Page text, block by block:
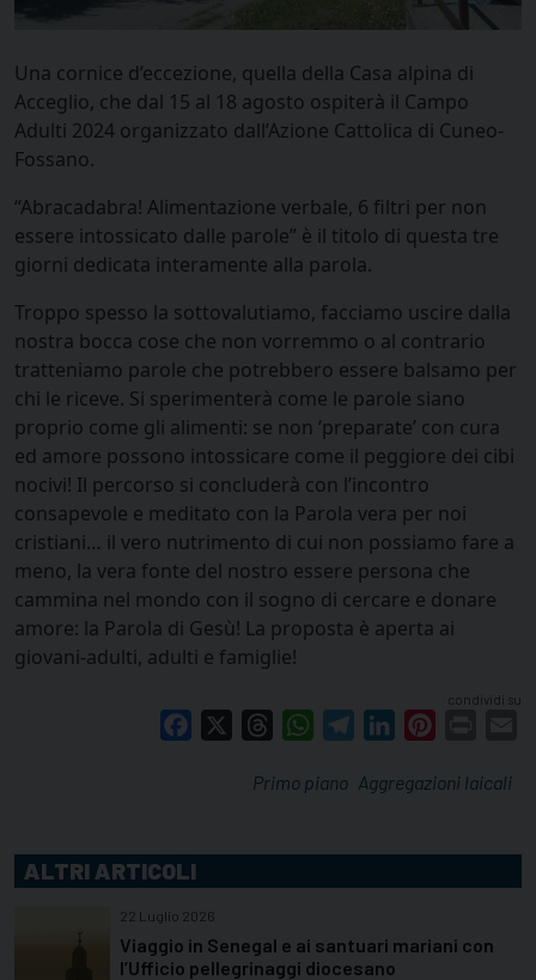
Una cornice d’eccezione, quella della Casa alpina di
Acceglio, che dal 15 al 18 agosto ospiterà il Campo
Adulti 2024 organizzato dall’Azione Cattolica di Cuneo-
Fossano.
“Abracadabra! Alimentazione verbale, 6 filtri per non
essere intossicato dalle parole” è il titolo di questa tre
giorni dedicata interamente alla parola.
Troppo spesso la sottovalutiamo, facciamo uscire dalla
nostra bocca cose che non vorremmo o al contrario
tratteniamo parole che potrebbero essere balsamo per
chi le riceve. Si sperimenterà come le parole siano
proprio come gli alimenti: se non ‘preparate’ con cura
ed amore possono intossicare come il peggiore dei cibi
nocivi! Il percorso si concluderà con l’incontro
consapevole e meditato con la Parola vera per noi
cristiani… il vero nutrimento di cui non possiamo fare a
meno, la vera fonte del nostro essere persona che
cammina nel mondo con il sogno di cercare e donare
amore: la Parola di Gesù! La proposta è aperta ai
giovani-adulti, adulti e famiglie!
condividi su
Facebook ThreadsWhatsAppTelegramLinkedIn
Aggregazioni laicali
Primo piano
ALTRI ARTICOLI
22 Luglio 2026
Viaggio in Senegal e ai santuari mariani con
l’Ufficio pellegrinaggi diocesano